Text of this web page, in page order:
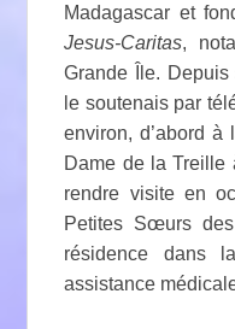
Madagascar et
Jesus-Caritas,
Grande Île.
le soutenais par
environ, d’abord à
Dame de la
rendre visite en
Petites Sœurs
résidence dans
assistance